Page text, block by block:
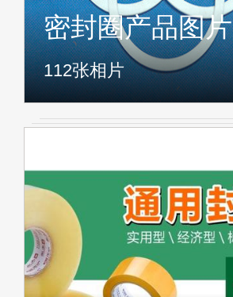
密封圈产品图片
112张相片